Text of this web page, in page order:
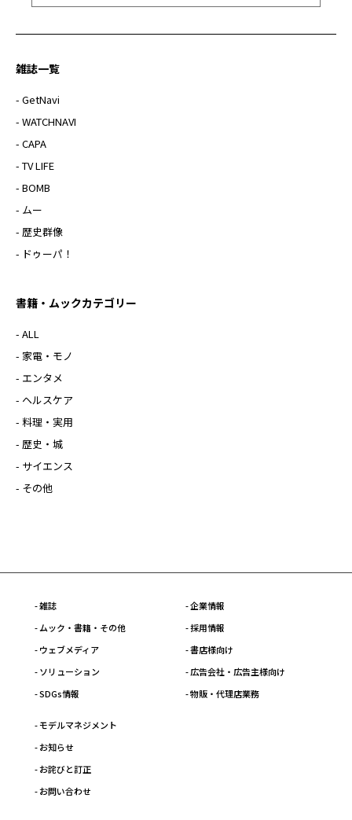
雑誌一覧
- GetNavi
- WATCHNAVI
- CAPA
- TV LIFE
- BOMB
- ムー
- 歴史群像
- ドゥーパ！
書籍・ムックカテゴリー
- ALL
- 家電・モノ
- エンタメ
- ヘルスケア
- 料理・実用
- 歴史・城
- サイエンス
- その他
- 雑誌
- ムック・書籍・その他
- ウェブメディア
- ソリューション
- SDGs情報
- 企業情報
- 採用情報
- 書店様向け
- 広告会社・広告主様向け
- 物販・代理店業務
- モデルマネジメント
- お知らせ
- お詫びと訂正
- お問い合わせ